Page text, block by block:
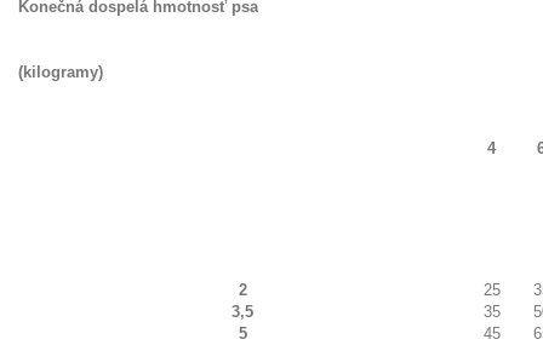
Konečná dospelá hmotnosť psa
(kilogramy)
4
2 25
3,5
35
5
45